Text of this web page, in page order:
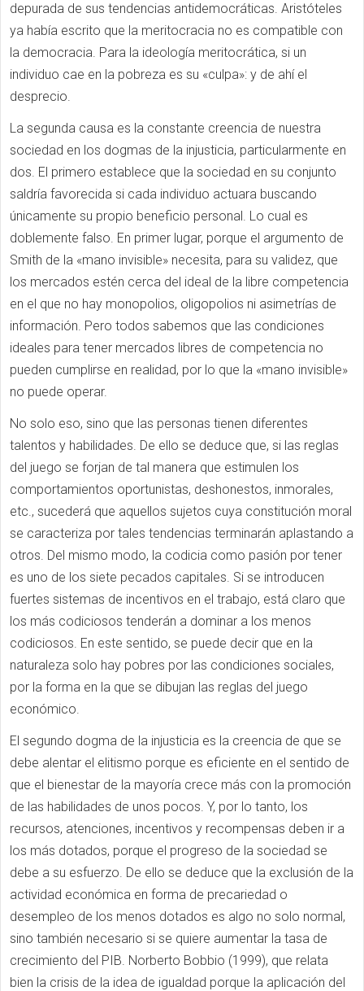
depurada de sus tendencias antidemocráticas. Aristóteles
ya había escrito que la meritocracia no es compatible con
la democracia. Para la ideología meritocrática, si un
individuo cae en la pobreza es su «culpa»: y de ahí el
desprecio.
La segunda causa es la constante creencia de nuestra
sociedad en los dogmas de la injusticia, particularmente en
dos. El primero establece que la sociedad en su conjunto
saldría favorecida si cada individuo actuara buscando
únicamente su propio beneficio personal. Lo cual es
doblemente falso. En primer lugar, porque el argumento de
Smith de la «mano invisible» necesita, para su validez, que
los mercados estén cerca del ideal de la libre competencia
en el que no hay monopolios, oligopolios ni asimetrías de
información. Pero todos sabemos que las condiciones
ideales para tener mercados libres de competencia no
pueden cumplirse en realidad, por lo que la «mano invisible»
no puede operar.
No solo eso, sino que las personas tienen diferentes
talentos y habilidades. De ello se deduce que, si las reglas
del juego se forjan de tal manera que estimulen los
comportamientos oportunistas, deshonestos, inmorales,
etc., sucederá que aquellos sujetos cuya constitución moral
se caracteriza por tales tendencias terminarán aplastando a
otros. Del mismo modo, la codicia como pasión por tener
es uno de los siete pecados capitales. Si se introducen
fuertes sistemas de incentivos en el trabajo, está claro que
los más codiciosos tenderán a dominar a los menos
codiciosos. En este sentido, se puede decir que en la
naturaleza solo hay pobres por las condiciones sociales,
por la forma en la que se dibujan las reglas del juego
económico.
El segundo dogma de la injusticia es la creencia de que se
debe alentar el elitismo porque es eficiente en el sentido de
que el bienestar de la mayoría crece más con la promoción
de las habilidades de unos pocos. Y, por lo tanto, los
recursos, atenciones, incentivos y recompensas deben ir a
los más dotados, porque el progreso de la sociedad se
debe a su esfuerzo. De ello se deduce que la exclusión de la
actividad económica en forma de precariedad o
desempleo de los menos dotados es algo no solo normal,
sino también necesario si se quiere aumentar la tasa de
crecimiento del PIB. Norberto Bobbio (1999), que relata
bien la crisis de la idea de igualdad porque la aplicación del